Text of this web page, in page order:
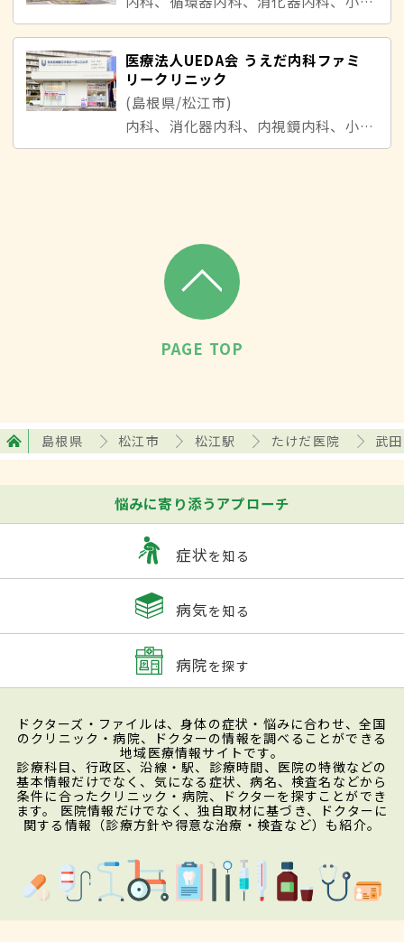
医療法人UEDA会 うえだ内科ファミ
リークリニック
(島根県/松江市)
内科、消化器内科、内視鏡内科、小児科
PAGE TOP
島根県 松江市 松江駅 たけだ医院 武
悩みに寄り添うアプローチ
症状を知る
病気を知る
病院を探す
ドクターズ・ファイルは、身体の症状・悩みに合わせ、全国
のクリニック・病院、ドクターの情報を調べることができる
地域医療情報サイトです。
診療科目、行政区、沿線・駅、診療時間、医院の特徴などの
基本情報だけでなく、気になる症状、病名、検査名などから
条件に合ったクリニック・病院、ドクターを探すことができ
ます。 医院情報だけでなく、独自取材に基づき、ドクターに
関する情報（診療方針や得意な治療・検査など）も紹介。